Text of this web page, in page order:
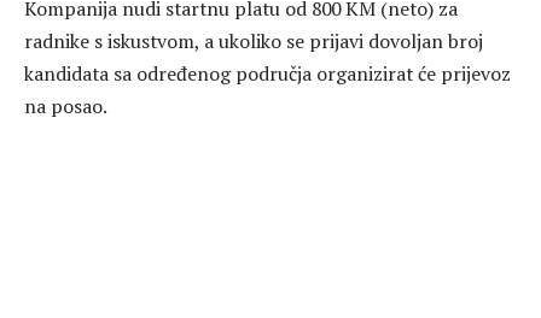
Kompanija nudi startnu platu od 800 KM (neto) za
radnike s iskustvom, a ukoliko se prijavi dovoljan broj
kandidata sa određenog područja organizirat će prijevoz
na posao.